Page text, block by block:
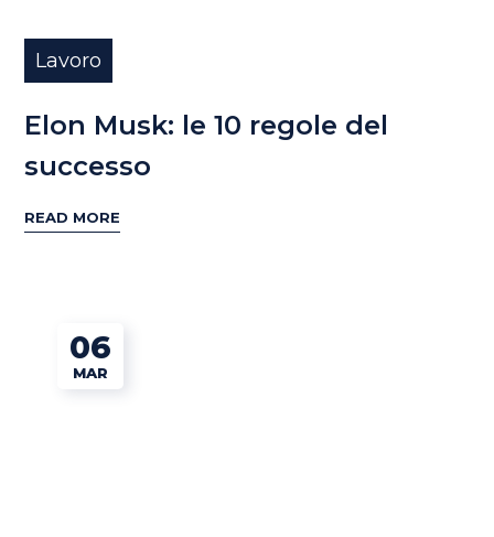
Lavoro
Elon Musk: le 10 regole del
successo
READ MORE
06
MAR